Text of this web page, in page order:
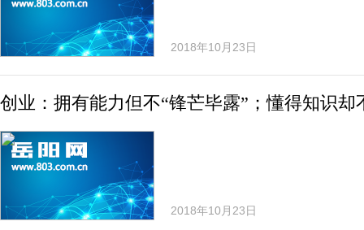
2018年10月23日
创业：拥有能力但不“锋芒毕露”；懂得知识却
2018年10月23日